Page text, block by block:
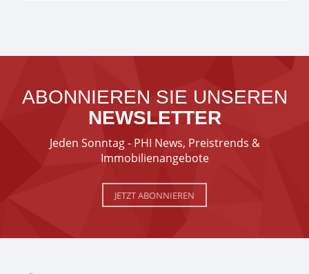
ABONNIEREN SIE UNSEREN
NEWSLETTER
Jeden Sonntag - PHI News, Preistrends &
Immobilienangebote
JETZT ABONNIEREN